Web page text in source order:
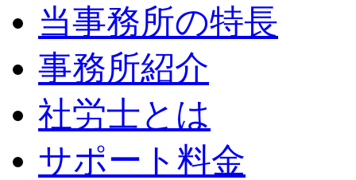
当事務所の特長
事務所紹介
社労士とは
サポート料金